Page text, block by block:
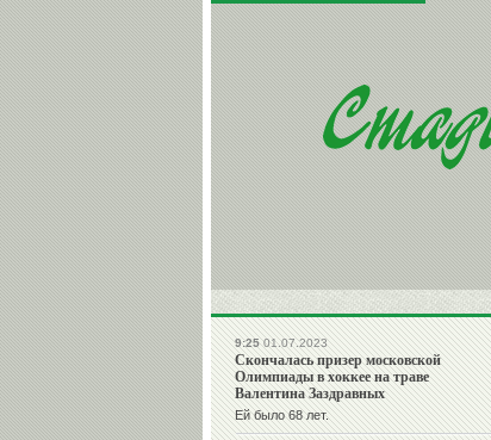
9:2501.07.2023
Скончалась призер московской
Олимпиады в хоккее на траве
Валентина Заздравных
Ей было 68 лет.